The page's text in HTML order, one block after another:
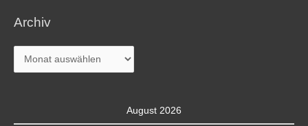
Archiv
Archiv
August 2026